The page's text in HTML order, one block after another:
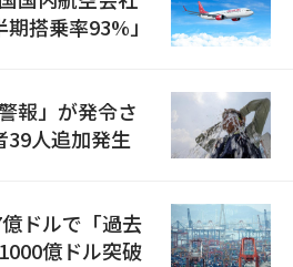
搭乗率93%」
報」が発令さ
39人追加発生
ドルで「過去
億ドル突破